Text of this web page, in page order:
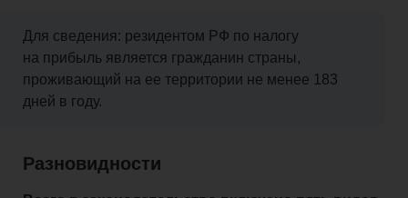
Для сведения: резидентом РФ по налогу
на прибыль является гражданин страны,
проживающий на ее территории не менее 183
дней в году.
Разновидности